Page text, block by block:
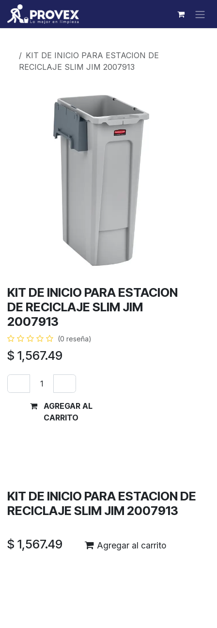
Ir al contenido
KIT DE INICIO PARA ESTACION DE
RECICLAJE SLIM JIM 2007913
KIT DE INICIO PARA ESTACION
DE RECICLAJE SLIM JIM
2007913
(0 reseña)
$ 1,567.49
AGREGAR AL
CARRITO
KIT DE INICIO PARA ESTACION DE
RECICLAJE SLIM JIM 2007913
$ 1,567.49 Agregar al carrito